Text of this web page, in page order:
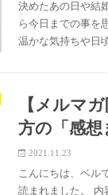
決めたあの日や結
ら今日までの事を
温かな気持ちや日
【メルマ
方の「感想
2021.11.23
こんにちは、ベル
読まれました。 内